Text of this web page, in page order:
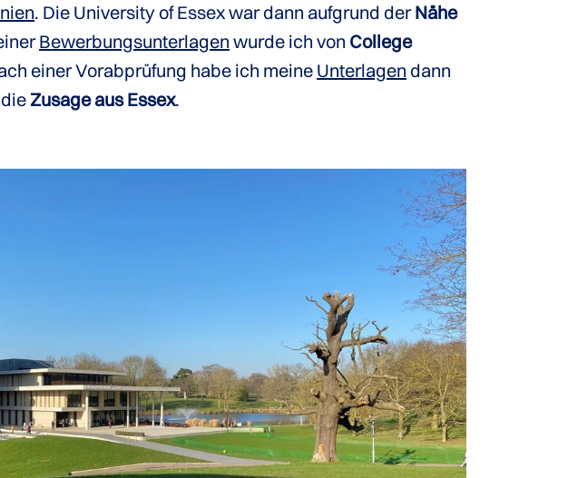
. Die University of Essex war dann aufgrund derNähe
Bewerbungsunterlagen wurde ich von College
einer Vorabprüfung habe ich meineUnterlagen dann
Zusage aus Essex.